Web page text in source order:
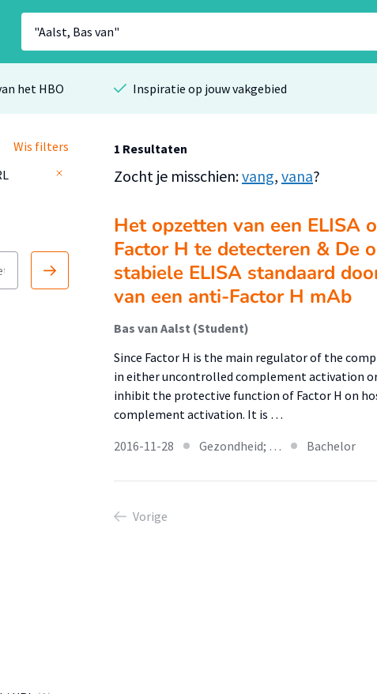
het HBO Inspiratie op jouw vakgebied
Wis filters
1 Resultaten
Zocht je misschien:vang, vana?
Het opzetten van een ELISA
Factor H te detecteren & De
stabiele ELISA standaard
van een anti-Factor H mAb
Bas van Aalst (Student)
Since Factor H is the main regulator of the
in either uncontrolled complement activation
inhibit the protective function of Factor H on
complement activation. It is …
2016-11-28
Gezondheid; … Bachelor
Vorige